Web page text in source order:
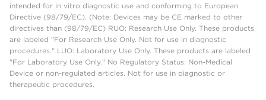
intended for in vitro diagnostic use and conforming to European
Directive (98/79/EC). (Note: Devices may be CE marked to other
directives than (98/79/EC) RUO: Research Use Only. These products
are labeled "For Research Use Only. Not for use in diagnostic
procedures." LUO: Laboratory Use Only. These products are labeled
"For Laboratory Use Only." No Regulatory Status: Non-Medical
Device or non-regulated articles. Not for use in diagnostic or
therapeutic procedures.